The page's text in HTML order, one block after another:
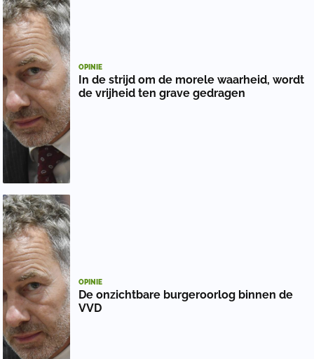
OPINIE
In de strijd om de morele waarheid, wordt
de vrijheid ten grave gedragen
OPINIE
De onzichtbare burgeroorlog binnen de
VVD